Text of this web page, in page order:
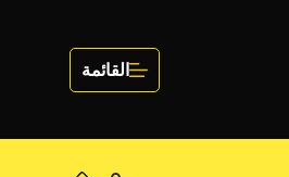
القائمة